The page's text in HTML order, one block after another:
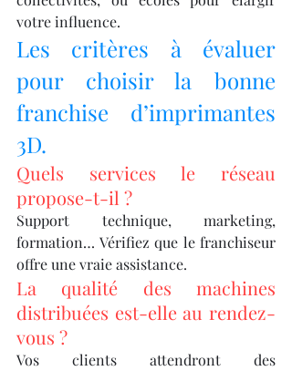
votre influence.
Les critères à évaluer
pour choisir la bonne
franchise d’imprimantes
3D.
Quels services le réseau
propose-t-il ?
Support technique, marketing,
formation… Vérifiez que le franchiseur
offre une vraie assistance.
La qualité des machines
distribuées est-elle au rendez-
vous ?
Vos clients attendront des